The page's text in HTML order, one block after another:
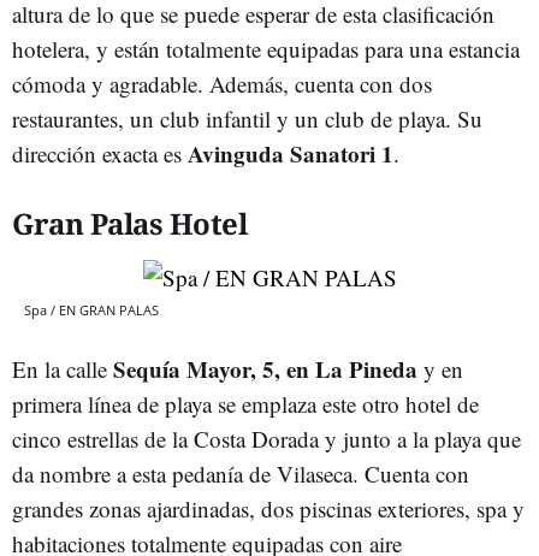
altura de lo que se puede esperar de esta clasificación
hotelera, y están totalmente equipadas para una estancia
cómoda y agradable. Además, cuenta con dos
restaurantes, un club infantil y un club de playa. Su
dirección exacta es Avinguda Sanatori 1.
Gran Palas Hotel
Spa / EN GRAN PALAS
En la calle Sequía Mayor, 5, en La Pineda y en
primera línea de playa se emplaza este otro hotel de
cinco estrellas de la Costa Dorada y junto a la playa que
da nombre a esta pedanía de Vilaseca. Cuenta con
grandes zonas ajardinadas, dos piscinas exteriores, spa y
habitaciones totalmente equipadas con aire